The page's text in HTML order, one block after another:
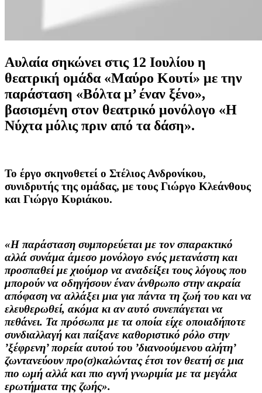
Αυλαία σηκώνει στις 12 Ιουλίου η
θεατρική ομάδα «Μαύρο Κουτί» με την
παράσταση «Βόλτα μ’ έναν ξένο»,
βασισμένη στον θεατρικό μονόλογο «Η
Νύχτα μόλις πριν από τα δάση».
Το έργο σκηνοθετεί ο Στέλιος Ανδρονίκου,
συνιδρυτής της ομάδας, με τους Γιώργο Κλεάνθους
και Γιώργο Κυριάκου.
«Η παράσταση συμπορεύεται με τον σπαρακτικό
αλλά συνάμα άμεσο μονόλογο ενός μετανάστη και
προσπαθεί με χιούμορ να αναδείξει τους λόγους που
μπορούν να οδηγήσουν έναν άνθρωπο στην ακραία
απόφαση να αλλάξει μια για πάντα τη ζωή του και να
ελευθερωθεί, ακόμα κι αν αυτό συνεπάγεται να
πεθάνει. Τα πρόσωπα με τα οποία είχε οποιαδήποτε
συνδιαλλαγή και παίξανε καθοριστικό ρόλο στην
’ξέφρενη’ πορεία αυτού του ’διανοούμενου αλήτη’
ζωντανεύουν προ(σ)καλώντας έτσι τον θεατή σε μια
πιο ωμή αλλά και πιο αγνή γνωριμία με τα μεγάλα
ερωτήματα της ζωής».